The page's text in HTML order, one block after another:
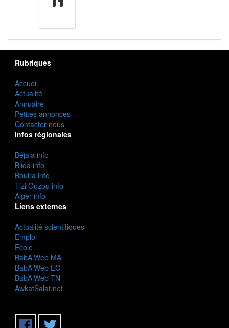
Rubriques
Accueil
Actualité
Annuaire
Petites annonces
Contacter nous
Infos régionales
Béjaia info
Blida info
Bouira info
Tizi Ouzou info
Alger info
Liens externes
Actualité scientifiques
Emploi
Ecole
BabAlWeb MA
BabAlWeb EG
BabAlWeb TN
AwkatSalat.net